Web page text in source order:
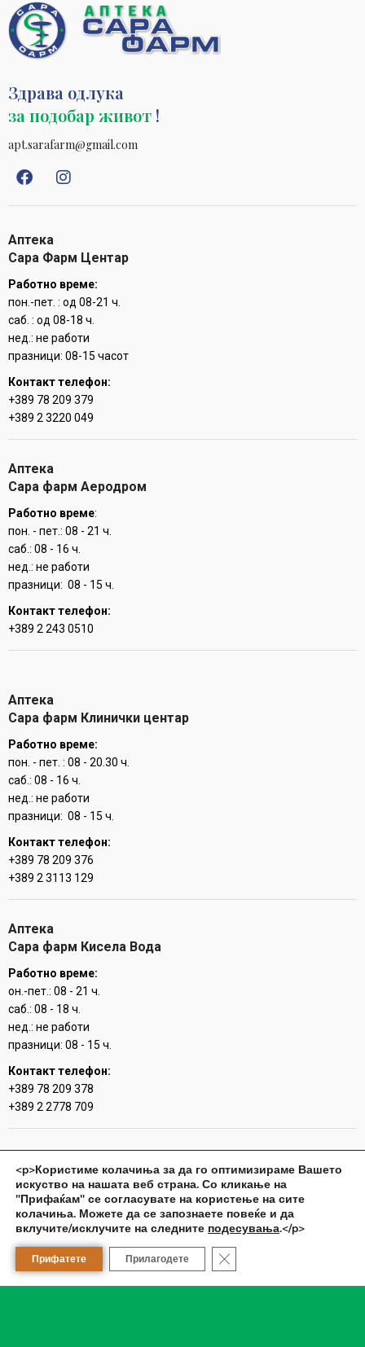
Здрава одлука
за подобар живот !
apt.sarafarm@gmail.com
Аптека
Сара Фарм Центар
Работно време:
пон.-пет. : од 08-21 ч.
саб. : од 08-18 ч.
нед.: не работи
празници: 08-15 часот
Контакт телефон:
+389 78 209 379
+389 2 3220 049
Аптека
Сара фарм Аеродром
Работно време:
пон. - пет.: 08 - 21 ч.
саб.: 08 - 16 ч.
нед.: не работи
празници: 08 - 15 ч.
Контакт телефон:
+389 2 243 0510
Аптека
Сара фарм Клинички центар
Работно време:
пон. - пет. : 08 - 20.30 ч.
саб.: 08 - 16 ч.
нед.: не работи
празници: 08 - 15 ч.
Контакт телефон:
+389 78 209 376
+389 2 3113 129
Аптека
Сара фарм Кисела Вода
Работно време:
он.-пет.: 08 - 21 ч.
саб.: 08 - 18 ч.
нед.: не работи
празници: 08 - 15 ч.
Контакт телефон:
+389 78 209 378
+389 2 2778 709
Сара фарм Драчево
Работно време:
пон.-пет. : 08-21 ч.
саб.: 08-20 ч.
нед.: 08-13 ч.
празници: 08-15 ч.
<p>Користиме колачиња за да го оптимизираме Вашето
искуство на нашата веб страна. Со кликање на
"Прифаќам" се согласувате на користење на сите
колачиња. Можете да се запознаете повеќе и да
вклучите/исклучите на следните подесувања.</p>
Прифатете Прилагодете Close GDPR Cookie Banner